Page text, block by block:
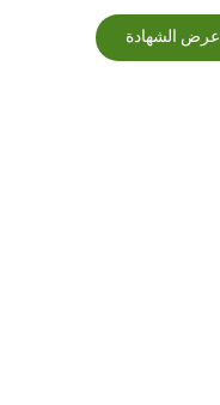
عرض الشهادة